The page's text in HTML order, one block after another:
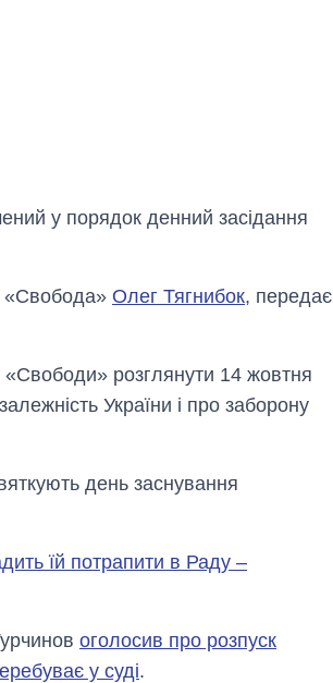
у порядок денний засідання
«Свобода» Олег Тягнибок, передає
розглянути 14 жовтня
України і про заборону
день заснування
їй потрапити в Раду –
оголосив про розпуск
у суді.